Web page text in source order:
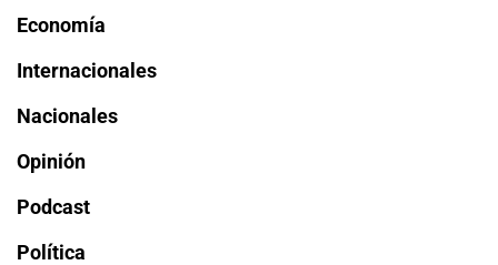
Economía
Internacionales
Nacionales
Opinión
Podcast
Política